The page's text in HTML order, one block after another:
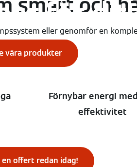
för
våra produkter
smart och
eller genomför en
Förnybar energi
effektivitet
en offert redan idag!